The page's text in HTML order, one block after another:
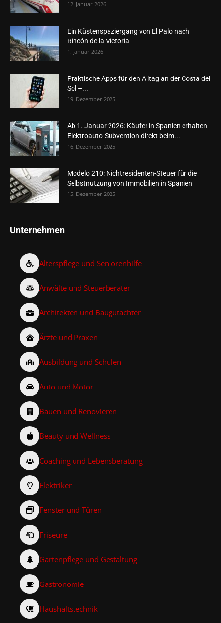
12. Januar 2026
Ein Küstenspaziergang von El Palo nach
Rincón de la Victoria
1. Januar 2026
Praktische Apps für den Alltag an der Costa del
Sol –...
19. Dezember 2025
Ab 1. Januar 2026: Käufer in Spanien erhalten
Elektroauto-Subvention direkt beim...
16. Dezember 2025
Modelo 210: Nichtresidenten-Steuer für die
Selbstnutzung von Immobilien in Spanien
15. Dezember 2025
Unternehmen
Alterspflege und Seniorenhilfe
Anwälte und Steuerberater
Architekten und Baugutachter
Ärzte und Praxen
Ausbildung und Schulen
Auto und Motor
Bauen und Renovieren
Beauty und Wellness
Coaching und Lebensberatung
Elektriker
Fenster und Türen
Friseure
Gartenpflege und Gestaltung
Gastronomie
Haushaltstechnik